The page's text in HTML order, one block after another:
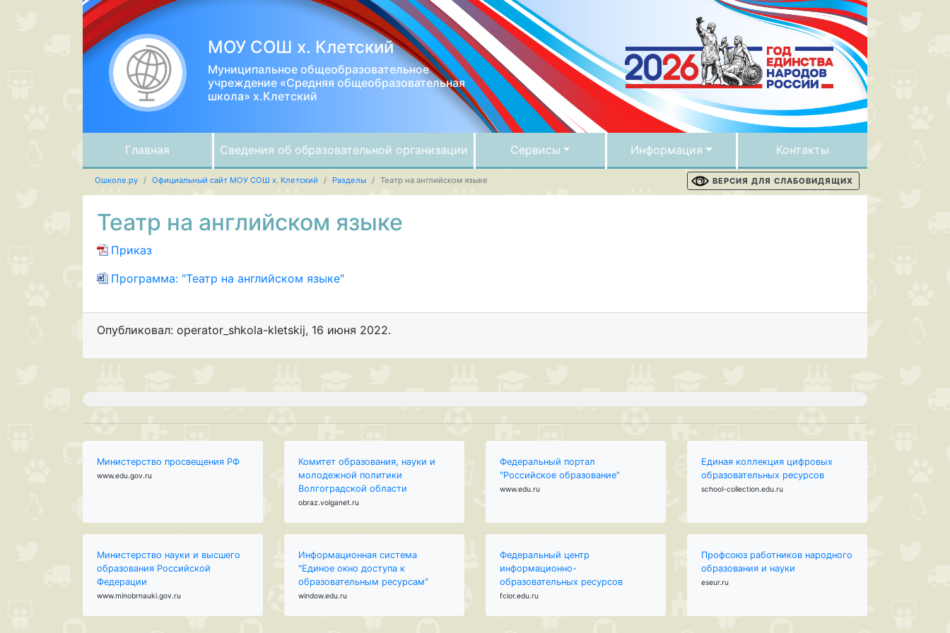
МОУ СОШ х. Клетский
Муниципальное общеобразовательное
учреждение «Средняя общеобразовательная
школа» х.Клетский
Главная Сведения об образовательной организации Сервисы Информация Контакты
Ошколе.ру Официальный сайт МОУ СОШ х. Клетский Разделы Театр на английском языке ВЕРСИЯ ДЛЯ СЛАБОВИДЯЩИХ
Театр на английском языке
Приказ
Программа: "Театр на английском языке"
Опубликовал: operator_shkola-kletskij, 16 июня 2022.
Министерство просвещения РФ
www.edu.gov.ru
Комитет образования, науки и
молодежной политики
Волгоградской области
obraz.volganet.ru
Федеральный портал
"Российское образование"
www.edu.ru
Единая коллекция цифровых
образовательных ресурсов
school-collection.edu.ru
Министерство науки и высшего
образования Российской
Федерации
www.minobrnauki.gov.ru
Информационная система
"Единое окно доступа к
образовательным ресурсам"
window.edu.ru
Федеральный центр
информационно-
образовательных ресурсов
fcior.edu.ru
Профсоюз работников народного
образования и науки
eseur.ru